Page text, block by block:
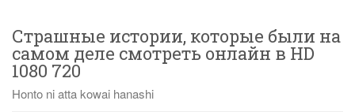
Страшные истории, которые были на
самом деле смотреть онлайн в HD
1080 720
Honto ni atta kowai hanashi